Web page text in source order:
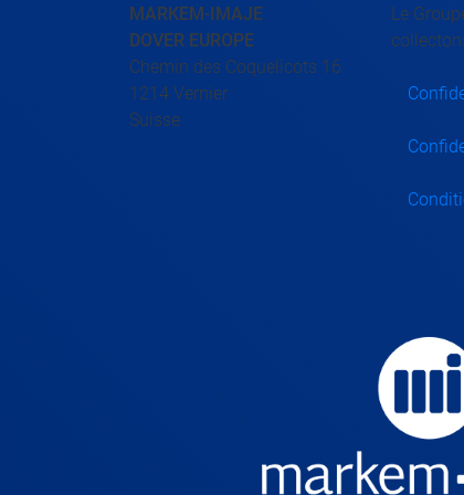
MARKEM-IMAJE
DOVER EUROPE
Chemin des Coquelicots 16
1214 Vernier
Suisse
Le